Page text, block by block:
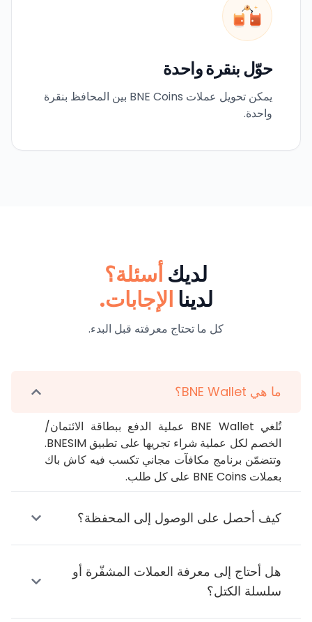
B
حوّل بنقرة واحدة
يمكن تحويل عملات BNE Coins بين المحافظ بنقرة
واحدة.
لديكأسئلة؟
لدينا الإجابات.
كل ما تحتاج معرفته قبل البدء.
ما هي BNE Wallet؟
تُلغي BNE Wallet عملية الدفع ببطاقة الائتمان/
بعملات BNE Coins على كل طلب.
كيف أحصل على الوصول إلى المحفظة؟
هل أحتاج إلى معرفة العملات المشفّرة أو
سلسلة الكتل؟